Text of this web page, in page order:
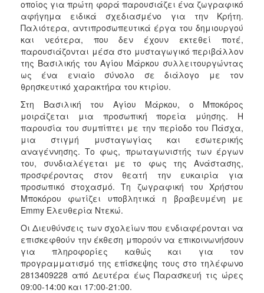
ΠΟΛΙΤΙΣΜΟΣ
ΑΝΘΕΚΤΙΚΗ
ΠΟΛΗ
οποίος για πρώτη φορά παρουσιάζει ένα ζωγραφικό
αφήγημα ειδικά σχεδιασμένο για την Κρήτη.
Παλιότερα, αντιπροσωπευτικά έργα του δημιουργού
και νεότερα, που δεν έχουν εκτεθεί ποτέ,
παρουσιάζονται μέσα στο μυσταγωγικό περιβάλλον
της Βασιλικής του Αγίου Μάρκου συλλειτουργώντας
ως ένα ενιαίο σύνολο σε διάλογο με τον
θρησκευτικό χαρακτήρα του κτιρίου.
Στη Βασιλική του Αγίου Μάρκου, ο Μποκόρος
μοιράζεται μια προσωπική πορεία μύησης. Η
παρουσία του συμπίπτει με την περίοδο του Πάσχα,
μια στιγμή μυσταγωγίας και εσωτερικής
αναγέννησης. Το φως, πρωταγωνιστής των έργων
του, συνδιαλέγεται με το φως της Ανάστασης,
προσφέροντας στον θεατή την ευκαιρία για
προσωπικό στοχασμό. Τη ζωγραφική του Χρήστου
Μποκόρου φωτίζει υποβλητικά η βραβευμένη με
Emmy Ελευθερία Ντεκώ.
Οι Διευθύνσεις των σχολείων που ενδιαφέρονται να
επισκεφθούν την έκθεση μπορούν να επικοινωνήσουν
για πληροφορίες καθώς και για τον
προγραμματισμό της επίσκεψης τους στο τηλέφωνο
2813409228 από Δευτέρα έως Παρασκευή τις ώρες
09:00-14:00 και 17:00-21:00.